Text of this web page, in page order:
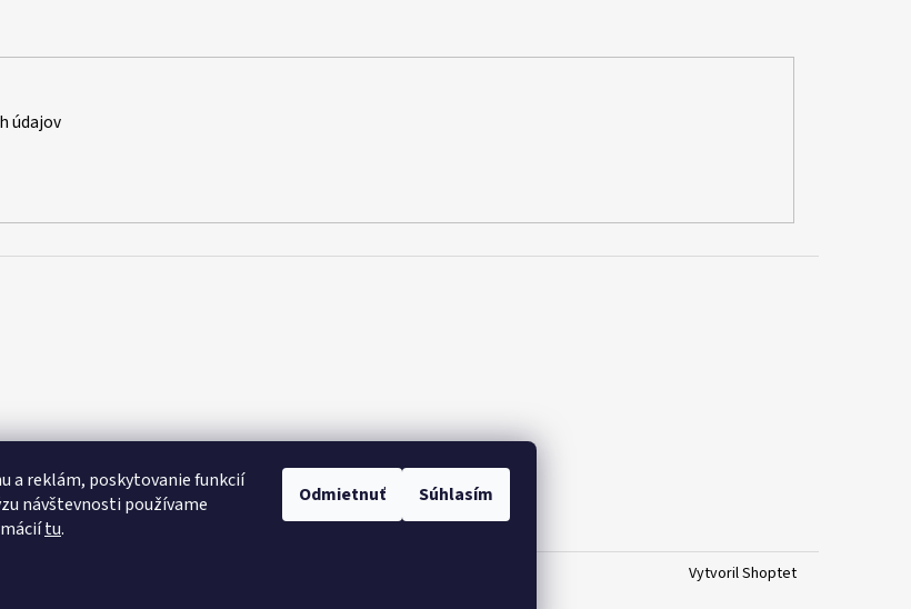
a reklám, poskytovanie funkcií
návštevnosti používame
tu.
Odmietnuť Súhlasím
údajov
Vytvoril Shoptet